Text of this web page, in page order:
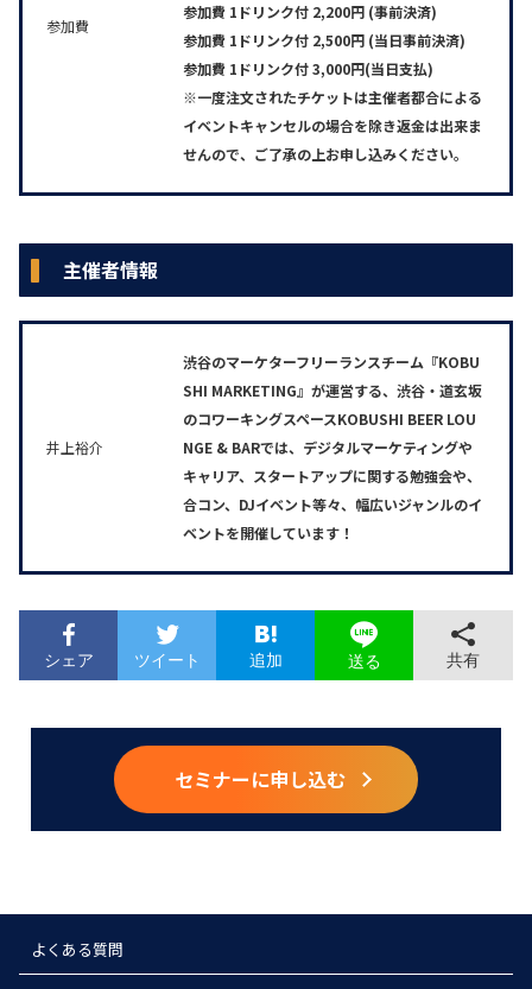
参加費
参加費 1ドリンク付 2,200円 (事前決済)
参加費 1ドリンク付 2,500円 (当日事前決済)
参加費 1ドリンク付 3,000円(当日支払)
※一度注文されたチケットは主催者都合による
イベントキャンセルの場合を除き返金は出来ま
せんので、ご了承の上お申し込みください。
主催者情報
井上裕介
渋谷のマーケターフリーランスチーム『KOBU
SHI MARKETING』が運営する、渋谷・道玄坂
のコワーキングスペースKOBUSHI BEER LOU
NGE & BARでは、デジタルマーケティングや
キャリア、スタートアップに関する勉強会や、
合コン、DJイベント等々、幅広いジャンルのイ
ベントを開催しています！
シェア ツイート 追加 送る 共有
セミナーに申し込む
よくある質問